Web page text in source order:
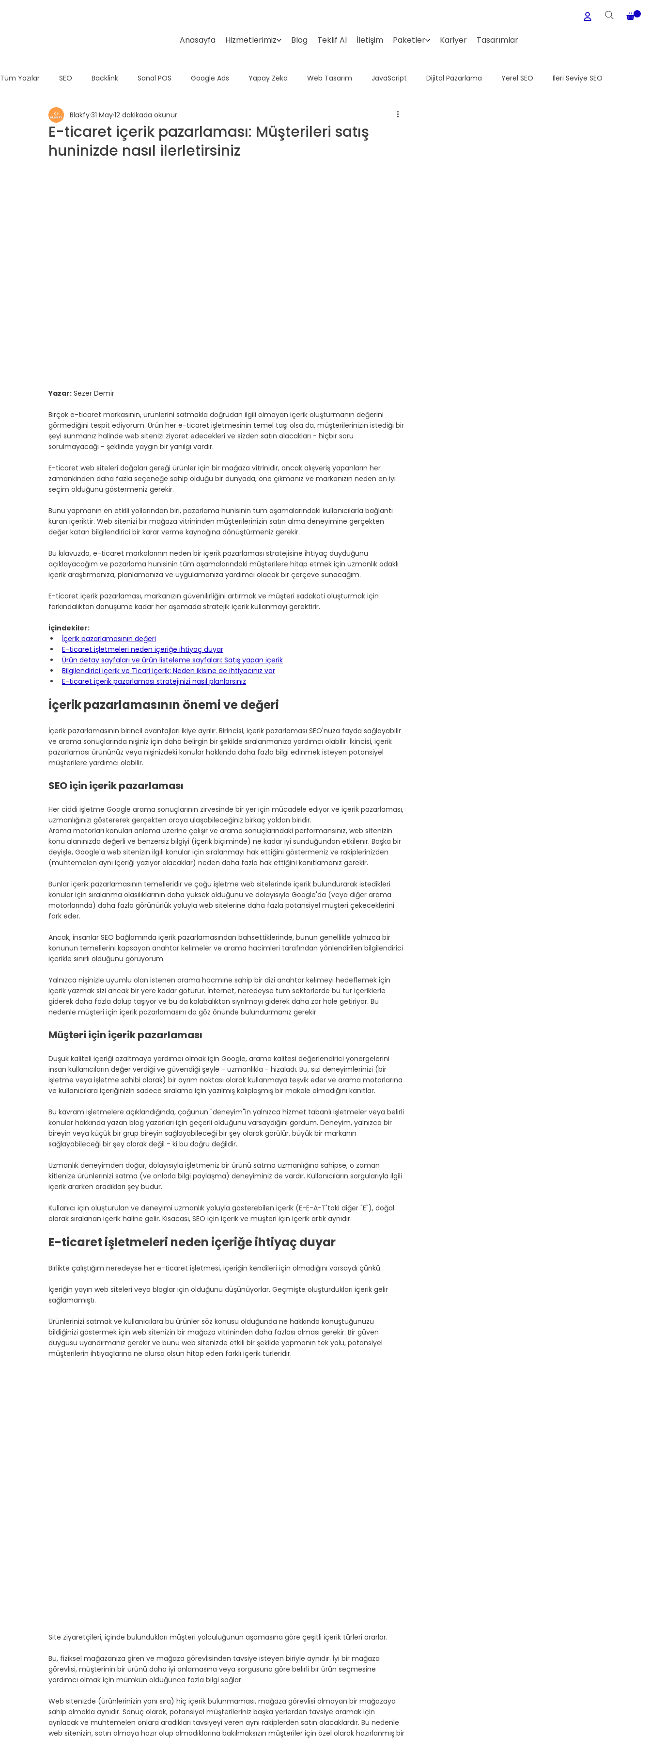
Anasayfa Hizmetlerimiz Blog Teklif Al İletişim Paketler Kariyer Tasarımlar
Tüm Yazılar SEO Backlink Sanal POS Google Ads Yapay Zeka Web Tasarım JavaScript Dijital Pazarlama Yerel SEO İleri Seviye SEO
Temel SEO E-Ticaret Teknik SEO
E-ticaret içerik pazarlaması: Müşterileri satış
huninizde nasıl ilerletirsiniz
Blakfy31 May12 dakikada okunur
Yazar: Sezer Demir
Birçok e-ticaret markasının, ürünlerini satmakla doğrudan ilgili olmayan içerik oluşturmanın değerini
görmediğini tespit ediyorum. Ürün her e-ticaret işletmesinin temel taşı olsa da, müşterilerinizin istediği bir
şeyi sunmanız halinde web sitenizi ziyaret edecekleri ve sizden satın alacakları - hiçbir soru
sorulmayacağı - şeklinde yaygın bir yanılgı vardır.
E-ticaret web siteleri doğaları gereği ürünler için bir mağaza vitrinidir, ancak alışveriş yapanların her
zamankinden daha fazla seçeneğe sahip olduğu bir dünyada, öne çıkmanız ve markanızın neden en iyi
seçim olduğunu göstermeniz gerekir.
Bunu yapmanın en etkili yollarından biri, pazarlama hunisinin tüm aşamalarındaki kullanıcılarla bağlantı
kuran içeriktir. Web sitenizi bir mağaza vitrininden müşterilerinizin satın alma deneyimine gerçekten
değer katan bilgilendirici bir karar verme kaynağına dönüştürmeniz gerekir.
Bu kılavuzda, e-ticaret markalarının neden bir içerik pazarlaması stratejisine ihtiyaç duyduğunu
açıklayacağım ve pazarlama hunisinin tüm aşamalarındaki müşterilere hitap etmek için uzmanlık odaklı
içerik araştırmanıza, planlamanıza ve uygulamanıza yardımcı olacak bir çerçeve sunacağım.
E-ticaret içerik pazarlaması, markanızın güvenilirliğini artırmak ve müşteri sadakati oluşturmak için
farkındalıktan dönüşüme kadar her aşamada stratejik içerik kullanmayı gerektirir.
İçindekiler:
İçerik pazarlamasının değeri
E-ticaret işletmeleri neden içeriğe ihtiyaç duyar
Ürün detay sayfaları ve ürün listeleme sayfaları: Satış yapan içerik
Bilgilendirici içerik ve Ticari içerik: Neden ikisine de ihtiyacınız var
E-ticaret içerik pazarlaması stratejinizi nasıl planlarsınız
İçerik pazarlamasının önemi ve değeri
İçerik pazarlamasının birincil avantajları ikiye ayrılır. Birincisi, içerik pazarlaması SEO'nuza fayda sağlayabilir
ve arama sonuçlarında nişiniz için daha belirgin bir şekilde sıralanmanıza yardımcı olabilir. İkincisi, içerik
pazarlaması ürününüz veya nişinizdeki konular hakkında daha fazla bilgi edinmek isteyen potansiyel
müşterilere yardımcı olabilir.
SEO için içerik pazarlaması
Her ciddi işletme Google arama sonuçlarının zirvesinde bir yer için mücadele ediyor ve içerik pazarlaması,
uzmanlığınızı göstererek gerçekten oraya ulaşabileceğiniz birkaç yoldan biridir.
Arama motorları konuları anlama üzerine çalışır ve arama sonuçlarındaki performansınız, web sitenizin
konu alanınızda değerli ve benzersiz bilgiyi (içerik biçiminde) ne kadar iyi sunduğundan etkilenir. Başka bir
deyişle, Google'a web sitenizin ilgili konular için sıralanmayı hak ettiğini göstermeniz ve rakiplerinizden
(muhtemelen aynı içeriği yazıyor olacaklar) neden daha fazla hak ettiğini kanıtlamanız gerekir.
Bunlar içerik pazarlamasının temelleridir ve çoğu işletme web sitelerinde içerik bulundurarak istedikleri
konular için sıralanma olasılıklarının daha yüksek olduğunu ve dolayısıyla Google'da (veya diğer arama
motorlarında) daha fazla görünürlük yoluyla web sitelerine daha fazla potansiyel müşteri çekeceklerini
fark eder.
Ancak, insanlar SEO bağlamında içerik pazarlamasından bahsettiklerinde, bunun genellikle yalnızca bir
konunun temellerini kapsayan anahtar kelimeler ve arama hacimleri tarafından yönlendirilen bilgilendirici
içerikle sınırlı olduğunu görüyorum.
Yalnızca nişinizle uyumlu olan istenen arama hacmine sahip bir dizi anahtar kelimeyi hedeflemek için
içerik yazmak sizi ancak bir yere kadar götürür. İnternet, neredeyse tüm sektörlerde bu tür içeriklerle
giderek daha fazla dolup taşıyor ve bu da kalabalıktan sıyrılmayı giderek daha zor hale getiriyor. Bu
nedenle müşteri için içerik pazarlamasını da göz önünde bulundurmanız gerekir.
Müşteri için içerik pazarlaması
Düşük kaliteli içeriği azaltmaya yardımcı olmak için Google, arama kalitesi değerlendirici yönergelerini
insan kullanıcıların değer verdiği ve güvendiği şeyle - uzmanlıkla - hizaladı. Bu, sizi deneyimlerinizi (bir
işletme veya işletme sahibi olarak) bir ayrım noktası olarak kullanmaya teşvik eder ve arama motorlarına
ve kullanıcılara içeriğinizin sadece sıralama için yazılmış kalıplaşmış bir makale olmadığını kanıtlar.
Bu kavram işletmelere açıklandığında, çoğunun "deneyim"in yalnızca hizmet tabanlı işletmeler veya belirli
konular hakkında yazan blog yazarları için geçerli olduğunu varsaydığını gördüm. Deneyim, yalnızca bir
bireyin veya küçük bir grup bireyin sağlayabileceği bir şey olarak görülür, büyük bir markanın
sağlayabileceği bir şey olarak değil - ki bu doğru değildir.
Uzmanlık deneyimden doğar, dolayısıyla işletmeniz bir ürünü satma uzmanlığına sahipse, o zaman
kitlenize ürünlerinizi satma (ve onlarla bilgi paylaşma) deneyiminiz de vardır. Kullanıcıların sorgularıyla ilgili
içerik ararken aradıkları şey budur.
Kullanıcı için oluşturulan ve deneyimi uzmanlık yoluyla gösterebilen içerik (E-E-A-T'taki diğer "E"), doğal
olarak sıralanan içerik haline gelir. Kısacası, SEO için içerik ve müşteri için içerik artık aynıdır.
E-ticaret işletmeleri neden içeriğe ihtiyaç duyar
Birlikte çalıştığım neredeyse her e-ticaret işletmesi, içeriğin kendileri için olmadığını varsaydı çünkü:
İçeriğin yayın web siteleri veya bloglar için olduğunu düşünüyorlar. Geçmişte oluşturdukları içerik gelir
sağlamamıştı.
Ürünlerinizi satmak ve kullanıcılara bu ürünler söz konusu olduğunda ne hakkında konuştuğunuzu
bildiğinizi göstermek için web sitenizin bir mağaza vitrininden daha fazlası olması gerekir. Bir güven
duygusu uyandırmanız gerekir ve bunu web sitenizde etkili bir şekilde yapmanın tek yolu, potansiyel
müşterilerin ihtiyaçlarına ne olursa olsun hitap eden farklı içerik türleridir.
Site ziyaretçileri, içinde bulundukları müşteri yolculuğunun aşamasına göre çeşitli içerik türleri ararlar.
Bu, fiziksel mağazanıza giren ve mağaza görevlisinden tavsiye isteyen biriyle aynıdır. İyi bir mağaza
görevlisi, müşterinin bir ürünü daha iyi anlamasına veya sorgusuna göre belirli bir ürün seçmesine
yardımcı olmak için mümkün olduğunca fazla bilgi sağlar.
Web sitenizde (ürünlerinizin yanı sıra) hiç içerik bulunmaması, mağaza görevlisi olmayan bir mağazaya
sahip olmakla aynıdır. Sonuç olarak, potansiyel müşterileriniz başka yerlerden tavsiye aramak için
ayrılacak ve muhtemelen onlara aradıkları tavsiyeyi veren aynı rakiplerden satın alacaklardır. Bu nedenle
web sitenizin, satın almaya hazır olup olmadıklarına bakılmaksızın müşteriler için özel olarak hazırlanmış bir